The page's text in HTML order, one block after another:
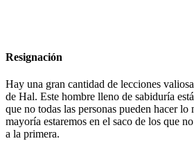
Resignación
Hay una gran cantidad de lecciones
de Hal. Este hombre lleno de sabiduría
que no todas las personas pueden hacer lo
mayoría estaremos en el saco de los que
a la primera.